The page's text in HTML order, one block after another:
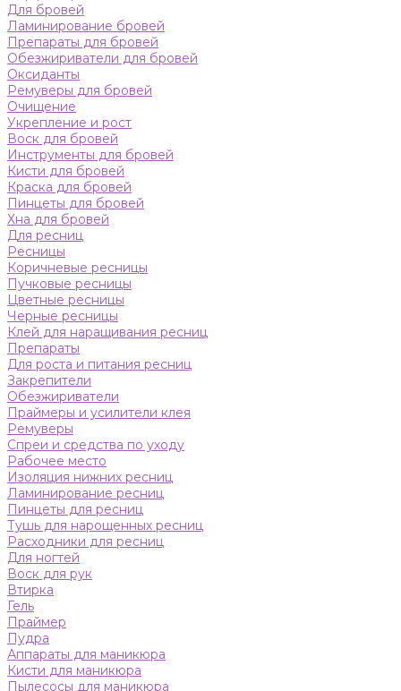
Для бровей
Ламинирование бровей
Препараты для бровей
Обезжириватели для бровей
Оксиданты
Ремуверы для бровей
Очищение
Укрепление и рост
Воск для бровей
Инструменты для бровей
Кисти для бровей
Краска для бровей
Пинцеты для бровей
Хна для бровей
Для ресниц
Ресницы
Коричневые ресницы
Пучковые ресницы
Цветные ресницы
Черные ресницы
Клей для наращивания ресниц
Препараты
Для роста и питания ресниц
Закрепители
Обезжириватели
Праймеры и усилители клея
Ремуверы
Спреи и средства по уходу
Рабочее место
Изоляция нижних ресниц
Ламинирование ресниц
Пинцеты для ресниц
Тушь для нарощенных ресниц
Расходники для ресниц
Для ногтей
Воск для рук
Втирка
Гель
Праймер
Пудра
Аппараты для маникюра
Кисти для маникюра
Пылесосы для маникюра